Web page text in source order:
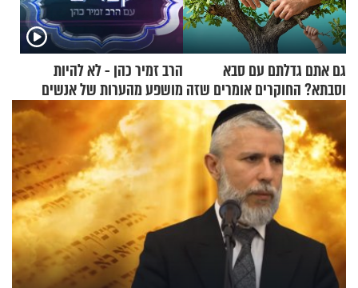
גם אתם גדלתם עם סבא
וסבתא? החוקרים אומרים שזה
מתכון מנצח
הרב זמיר כהן - לא להיות
מושפע מהערות של אנשים